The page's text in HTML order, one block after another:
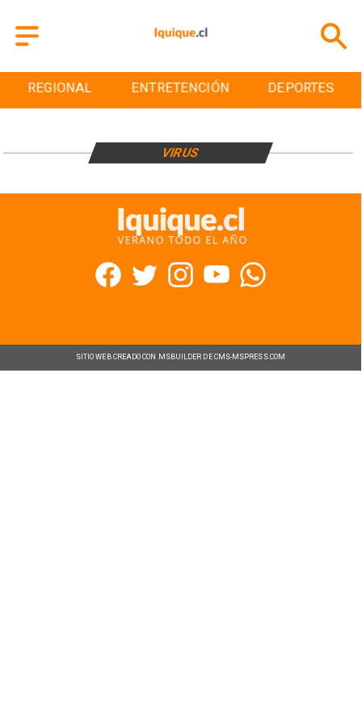
REGIONAL ENTRETENCIÓN DEPORTES
VIRUS
SITIO WEB CREADO CON MSBUILDER DE CMS-MSPRESS.COM